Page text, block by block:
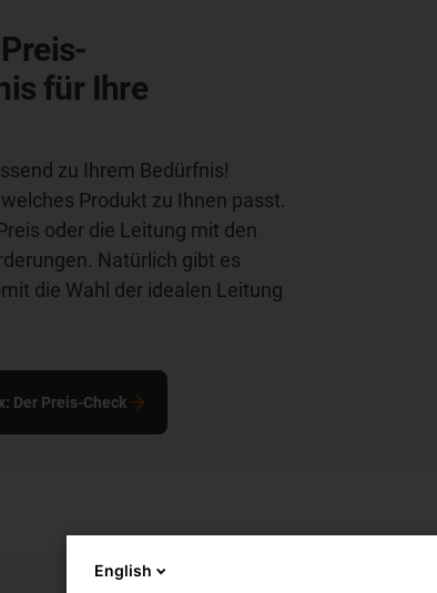
für Ihre
zu Ihrem Bedürfnis!
Produkt zu Ihnen passt.
oder die Leitung mit den
Natürlich gibt es
die Wahl der idealen Leitung
Der Preis-Check
English